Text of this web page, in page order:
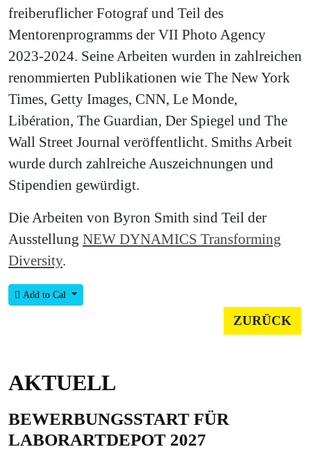
freiberuflicher Fotograf und Teil des
Mentorenprogramms der VII Photo Agency
2023-2024. Seine Arbeiten wurden in zahlreichen
renommierten Publikationen wie The New York
Times, Getty Images, CNN, Le Monde,
Libération, The Guardian, Der Spiegel und The
Wall Street Journal veröffentlicht. Smiths Arbeit
wurde durch zahlreiche Auszeichnungen und
Stipendien gewürdigt.
Die Arbeiten von Byron Smith sind Teil der
Ausstellung NEW DYNAMICS Transforming
Diversity.
Add to Cal
ZURÜCK
AKTUELL
BEWERBUNGSSTART FÜR
LABORARTDEPOT 2027